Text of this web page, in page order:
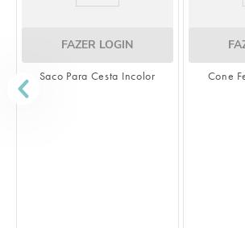
FAZER LOGIN
Saco Para Cesta Incolor Cone